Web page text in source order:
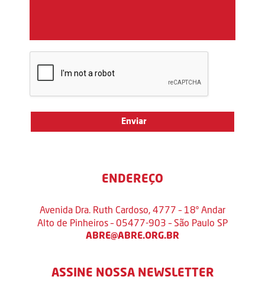
ENDEREÇO
Avenida Dra. Ruth Cardoso, 4777 – 18º Andar
Alto de Pinheiros – 05477-903 – São Paulo SP
ABRE@ABRE.ORG.BR
ASSINE NOSSA NEWSLETTER